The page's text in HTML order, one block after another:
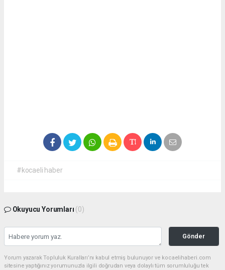
#kocaeli haber
Okuyucu Yorumları (0)
Gönder
Yorum yazarak Topluluk Kuralları’nı kabul etmiş bulunuyor ve kocaelihaberi.com
sitesine yaptığınız yorumunuzla ilgili doğrudan veya dolaylı tüm sorumluluğu tek